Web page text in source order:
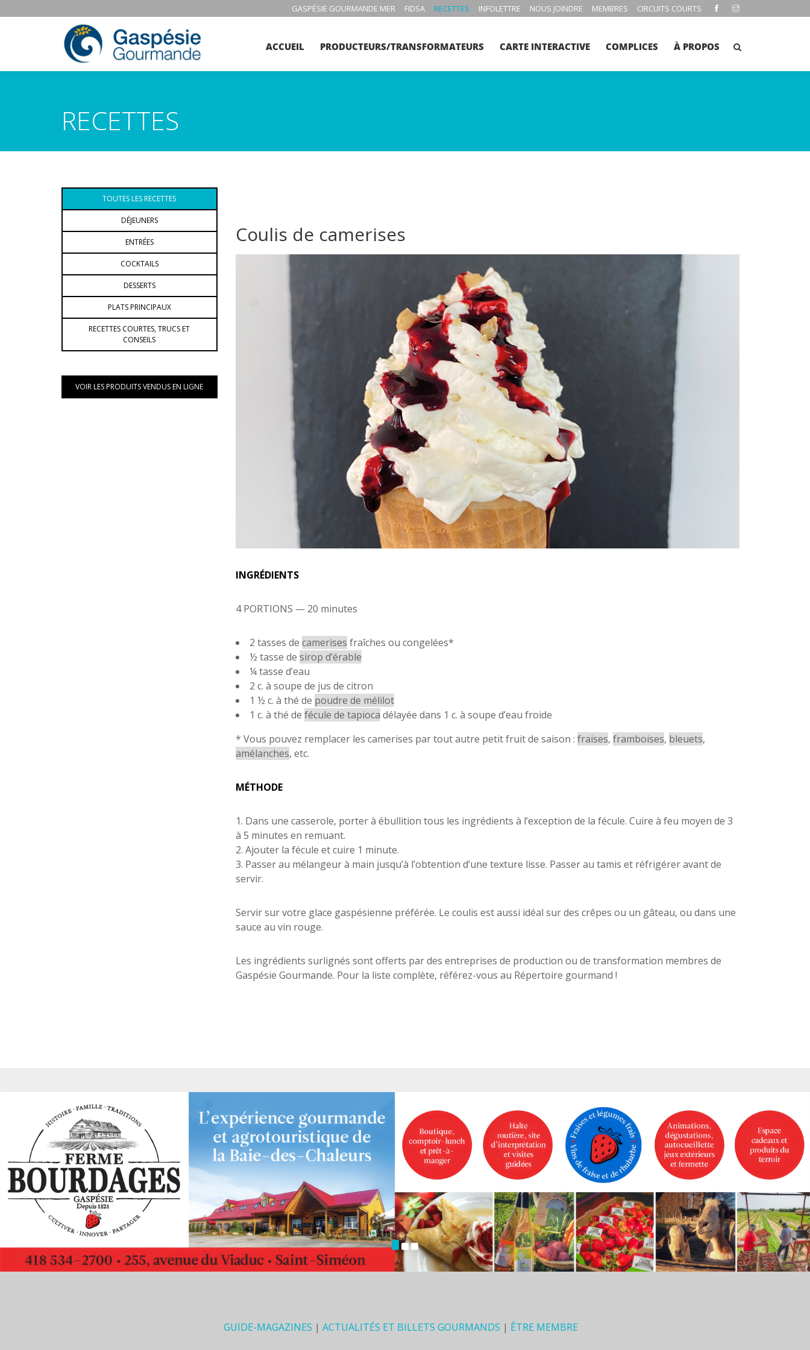
GASPÉSIE GOURMANDE MER FIDSA RECETTES INFOLETTRE NOUS JOINDRE MEMBRES CIRCUITS COURTS
ACCUEIL PRODUCTEURS/TRANSFORMATEURS CARTE INTERACTIVE COMPLICES À PROPOS
RECETTES
TOUTES LES RECETTES
DÉJEUNERS
ENTRÉES
COCKTAILS
DESSERTS
PLATS PRINCIPAUX
RECETTES COURTES, TRUCS ET
CONSEILS
VOIR LES PRODUITS VENDUS EN LIGNE
Coulis de camerises
INGRÉDIENTS
4 PORTIONS — 20 minutes
2 tasses de camerises fraîches ou congelées*
½ tasse de sirop d’érable
¼ tasse d’eau
2 c. à soupe de jus de citron
1 ½ c. à thé de poudre de mélilot
1 c. à thé de fécule de tapioca délayée dans 1 c. à soupe d’eau froide
* Vous pouvez remplacer les camerises par tout autre petit fruit de saison : fraises, framboises, bleuets,
amélanches, etc.
MÉTHODE
1. Dans une casserole, porter à ébullition tous les ingrédients à l’exception de la fécule. Cuire à feu moyen de 3
à 5 minutes en remuant.
2. Ajouter la fécule et cuire 1 minute.
3. Passer au mélangeur à main jusqu’à l’obtention d’une texture lisse. Passer au tamis et réfrigérer avant de
servir.
Servir sur votre glace gaspésienne préférée. Le coulis est aussi idéal sur des crêpes ou un gâteau, ou dans une
sauce au vin rouge.
Les ingrédients surlignés sont offerts par des entreprises de production ou de transformation membres de
Gaspésie Gourmande. Pour la liste complète, référez-vous au Répertoire gourmand !
GUIDE-MAGAZINES | ACTUALITÉS ET BILLETS GOURMANDS | ÊTRE MEMBRE